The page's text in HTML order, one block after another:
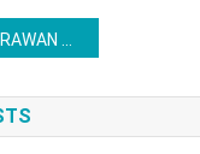
DAN ANAK, TPPO, ABH, DAN PERKAWINAN ANAK